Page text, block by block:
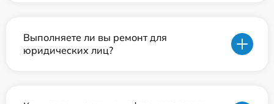
Выполняете ли вы ремонт для
юридических лиц?